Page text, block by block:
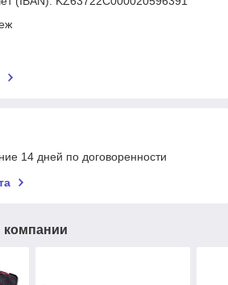
14 дней по договоренности